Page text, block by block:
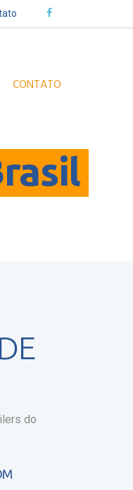
CONTATO
do